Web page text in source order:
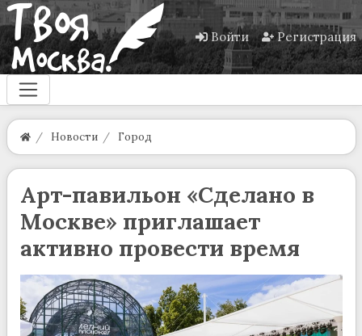
Войти Регистрация
Новости Город
Арт-павильон «Сделано в
Москве» приглашает
активно провести время